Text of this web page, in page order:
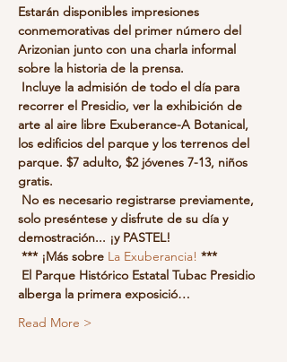
Estarán disponibles impresiones
conmemorativas del primer número del
Arizonian junto con una charla informal
sobre la historia de la prensa.
Incluye la admisión de todo el día para
recorrer el Presidio, ver la exhibición de
arte al aire libre Exuberance-A Botanical,
los edificios del parque y los terrenos del
parque. $7 adulto, $2 jóvenes 7-13, niños
gratis.
No es necesario registrarse previamente,
solo preséntese y disfrute de su día y
demostración... ¡y PASTEL!
*** ¡Más sobre La Exuberancia! ***
El Parque Histórico Estatal Tubac Presidio
alberga la primera exposició…
Read More >